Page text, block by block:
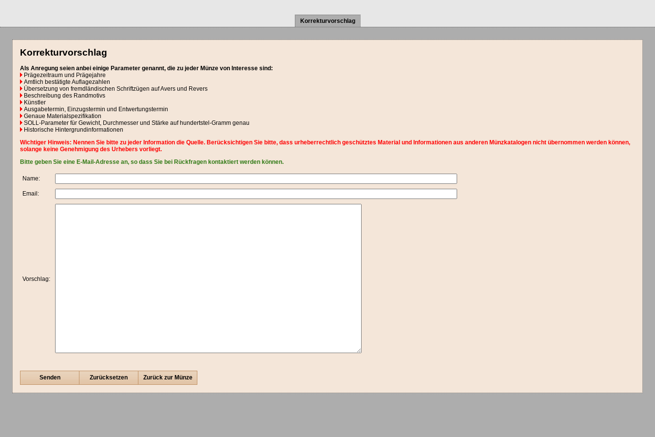
Korrekturvorschlag
Korrekturvorschlag
Als Anregung seien anbei einige Parameter genannt, die zu jeder Münze von Interesse sind:
Prägezeitraum und Prägejahre
Amtlich bestätigte Auflagezahlen
Übersetzung von fremdländischen Schriftzügen auf Avers und Revers
Beschreibung des Randmotivs
Künstler
Ausgabetermin, Einzugstermin und Entwertungstermin
Genaue Materialspezifikation
SOLL-Parameter für Gewicht, Durchmesser und Stärke auf hundertstel-Gramm genau
Historische Hintergrundinformationen
Wichtiger Hinweis: Nennen Sie bitte zu jeder Information die Quelle. Berücksichtigen Sie bitte, dass urheberrechtlich geschütztes Material und Informationen aus anderen Münzkatalogen nicht übernommen werden können,
solange keine Genehmigung des Urhebers vorliegt.
Bitte geben Sie eine E-Mail-Adresse an, so dass Sie bei Rückfragen kontaktiert werden können.
Name:
Email:
Vorschlag:
Senden Zurücksetzen Zurück zur Münze